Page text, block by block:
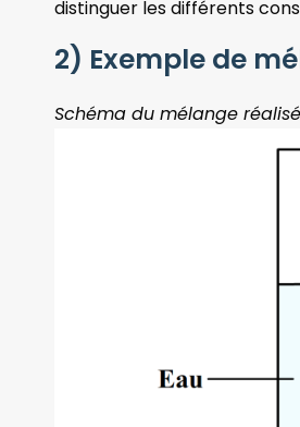
distinguer les différents
2) Exemple de
Schéma du mélange réalisé